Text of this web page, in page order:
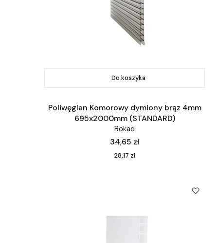
Do koszyka
Poliwęglan Komorowy dymiony brąz 4mm
695x2000mm (STANDARD)
Rokad
Cena
34,65 zł
Cena
28,17 zł